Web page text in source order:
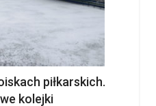
piłkarskich.
kolejki